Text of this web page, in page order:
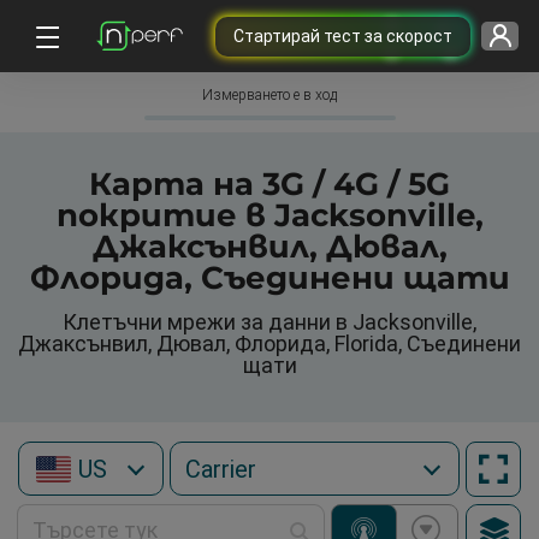
Cтартирай тест за скорост
Измерването е в ход
Карта на 3G / 4G / 5G
покритие в Jacksonville,
Джаксънвил, Дювал,
Флорида, Съединени щати
Клетъчни мрежи за данни в Jacksonville,
Джаксънвил, Дювал, Флорида, Florida, Съединени
щати
US